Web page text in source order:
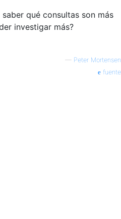
qué consultas son más
investigar más?
— Peter Mortensen
fuente